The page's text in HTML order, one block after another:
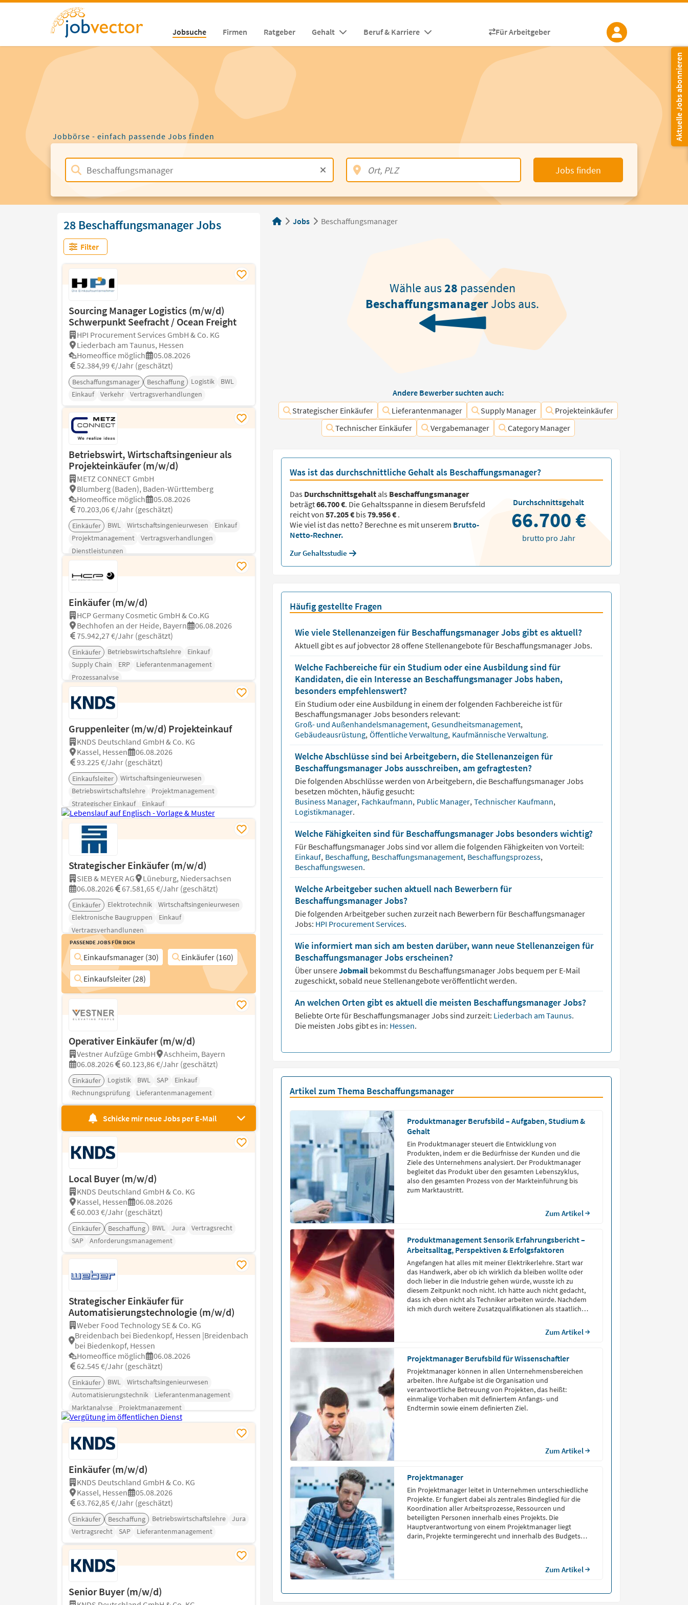
Jobsuche Firmen Ratgeber Gehalt Beruf & Karriere Für Arbeitgeber
Aktuelle Jobs abonnieren
Jobbörse - einfach passende Jobs finden
Jobs finden
28 Beschaffungsmanager Jobs
Filter
Sourcing Manager Logistics (m/w/d)
Schwerpunkt Seefracht / Ocean Freight
HPI Procurement Services GmbH & Co. KG
Liederbach am Taunus, Hessen
Homeoffice möglich
05.08.2026
52.384,99 €/Jahr (geschätzt)
Beschaffungsmanager Beschaffung Logistik
BWL
Einkauf
Verkehr Vertragsverhandlungen
Betriebswirt, Wirtschaftsingenieur als
Projekteinkäufer (m/w/d)
METZ CONNECT GmbH
Blumberg (Baden), Baden-Württemberg
Homeoffice möglich
05.08.2026
70.203,06 €/Jahr (geschätzt)
Einkäufer BWL Wirtschaftsingenieurwesen
Einkauf
Projektmanagement
Vertragsverhandlungen
Dienstleistungen
Einkäufer (m/w/d)
HCP Germany Cosmetic GmbH & Co.KG
Bechhofen an der Heide, Bayern
06.08.2026
75.942,27 €/Jahr (geschätzt)
Einkäufer Betriebswirtschaftslehre
Einkauf
Supply Chain
ERP
Lieferantenmanagement
Prozessanalyse
Gruppenleiter (m/w/d) Projekteinkauf
KNDS Deutschland GmbH & Co. KG
Kassel, Hessen
06.08.2026
93.225 €/Jahr (geschätzt)
Einkaufsleiter
Wirtschaftsingenieurwesen
Betriebswirtschaftslehre
Projektmanagement
Strategischer Einkauf
Einkauf
Strategischer Einkäufer (m/w/d)
SIEB & MEYER AG
Lüneburg, Niedersachsen
06.08.2026
67.581,65 €/Jahr (geschätzt)
Einkäufer Elektrotechnik
Wirtschaftsingenieurwesen
Elektronische Baugruppen
Einkauf
Vertragsverhandlungen
Passende Jobs für Dich
Einkaufsmanager (30)
Einkäufer (160)
Einkaufsleiter (28)
Operativer Einkäufer (m/w/d)
Vestner Aufzüge GmbH
Aschheim, Bayern
06.08.2026
60.123,86 €/Jahr (geschätzt)
Einkäufer Logistik BWL SAP
Einkauf
Rechnungsprüfung
Lieferantenmanagement
Schicke mir neue Jobs per E-Mail
Local Buyer (m/w/d)
KNDS Deutschland GmbH & Co. KG
Kassel, Hessen
06.08.2026
60.003 €/Jahr (geschätzt)
Einkäufer Beschaffung BWL Jura
Vertragsrecht
SAP
Anforderungsmanagement
Strategischer Einkäufer für
Automatisierungstechnologie (m/w/d)
Weber Food Technology SE & Co. KG
Breidenbach bei Biedenkopf, Hessen |Breidenbach
bei Biedenkopf, Hessen
Homeoffice möglich
06.08.2026
62.545 €/Jahr (geschätzt)
Einkäufer BWL
Wirtschaftsingenieurwesen
Automatisierungstechnik
Lieferantenmanagement
Marktanalyse
Projektmanagement
Einkäufer (m/w/d)
KNDS Deutschland GmbH & Co. KG
Kassel, Hessen
05.08.2026
63.762,85 €/Jahr (geschätzt)
Einkäufer Beschaffung Betriebswirtschaftslehre
Jura
Vertragsrecht
SAP Lieferantenmanagement
Senior Buyer (m/w/d)
Jobs Beschaffungsmanager
Wähle aus28 passenden
BeschaffungsmanagerJobs aus.
Andere Bewerber suchten auch:
Strategischer Einkäufer
Lieferantenmanager Supply Manager
Projekteinkäufer
Technischer Einkäufer
Vergabemanager Category Manager
Was ist das durchschnittliche Gehalt als Beschaffungsmanager?
Das Durchschnittsgehaltals Beschaffungsmanager
beträgt66.700 €. Die Gehaltsspanne in diesem Berufsfeld
reicht von 57.205 €bis79.956 € .
Wie viel ist das netto? Berechne es mit unserem Brutto-
Netto-Rechner.
Zur Gehaltsstudie
Durchschnittsgehalt
66.700 €
brutto pro Jahr
Häufig gestellte Fragen
Wie viele Stellenanzeigen für Beschaffungsmanager Jobs gibt es aktuell?
Aktuell gibt es auf jobvector28offene Stellenangebote für Beschaffungsmanager Jobs.
Welche Fachbereiche für ein Studium oder eine Ausbildung sind für
Kandidaten, die ein Interesse an Beschaffungsmanager Jobs haben,
besonders empfehlenswert?
Ein Studium oder eine Ausbildung in einem der folgenden Fachbereiche ist für
BeschaffungsmanagerJobs besonders relevant:
Groß- und Außenhandelsmanagement, Gesundheitsmanagement,
Gebäudeausrüstung, Öffentliche Verwaltung, Kaufmännische Verwaltung.
Welche Abschlüsse sind bei Arbeitgebern, die Stellenanzeigen für
Beschaffungsmanager Jobs ausschreiben, am gefragtesten?
Die folgenden Abschlüsse werden von Arbeitgebern, die BeschaffungsmanagerJobs
besetzen möchten, häufig gesucht:
Business Manager, Fachkaufmann, Public Manager, Technischer Kaufmann,
Logistikmanager.
Welche Fähigkeiten sind für Beschaffungsmanager Jobs besonders wichtig?
Für BeschaffungsmanagerJobs sind vor allem die folgenden Fähigkeiten von Vorteil:
Einkauf, Beschaffung, Beschaffungsmanagement, Beschaffungsprozess,
Beschaffungswesen.
Welche Arbeitgeber suchen aktuell nach Bewerbern für
Beschaffungsmanager Jobs?
Die folgenden Arbeitgeber suchen zurzeit nach Bewerbern für Beschaffungsmanager
Jobs: HPI Procurement Services.
Wie informiert man sich am besten darüber, wann neue Stellenanzeigen für
Beschaffungsmanager Jobs erscheinen?
Über unsereJobmail bekommst du BeschaffungsmanagerJobs bequem per E-Mail
zugeschickt, sobald neue Stellenangebote veröffentlicht werden.
An welchen Orten gibt es aktuell die meisten Beschaffungsmanager Jobs?
Beliebte Orte für BeschaffungsmanagerJobs sind zurzeit: Liederbach am Taunus.
Die meisten Jobs gibt es in: Hessen.
Artikel zum Thema Beschaffungsmanager
Produktmanager Berufsbild – Aufgaben, Studium &
Gehalt
Ein Produktmanager steuert die Entwicklung von
Produkten, indem er die Bedürfnisse der Kunden und die
Ziele des Unternehmens analysiert. Der Produktmanager
begleitet das Produkt über den gesamten Lebenszyklus,
also den gesamten Prozess von der Markteinführung bis
zum Marktaustritt.
Zum Artikel
Produktmanagement Sensorik Erfahrungsbericht –
Arbeitsalltag, Perspektiven & Erfolgsfaktoren
Angefangen hat alles mit meiner Elektrikerlehre. Start war
das Handwerk, aber ob ich wirklich da bleiben wollte oder
doch lieber in die Industrie gehen würde, wusste ich zu
diesem Zeitpunkt noch nicht. Ich hätte auch nicht gedacht,
dass ich eben nicht als Techniker arbeiten würde. Nachdem
ich mich durch weitere Zusatzqualifikationen als staatlich
Produkt-Support in der Branche Sensortechnik gewechselt.
Zum Artikel
Projektmanager Berufsbild für Wissenschaftler
Projektmanager können in allen Unternehmensbereichen
arbeiten. Ihre Aufgabe ist die Organisation und
verantwortliche Betreuung von Projekten, das heißt:
einmalige Vorhaben mit definiertem Anfangs- und
Endtermin sowie einem definierten Ziel.
Zum Artikel
Projektmanager
Ein Projektmanager leitet in Unternehmen unterschiedliche
Projekte. Er fungiert dabei als zentrales Bindeglied für die
Koordination aller Arbeitsprozesse, Ressourcen und
beteiligten Personen innerhalb eines Projekts. Die
Hauptverantwortung von einem Projektmanager liegt
darin, Projekte termingerecht und innerhalb des Budgets
Zum Artikel